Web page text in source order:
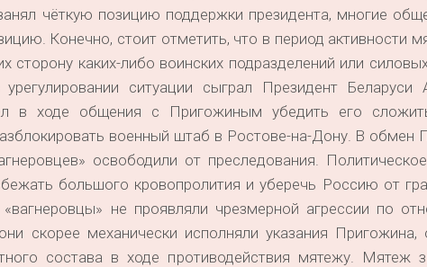
чёткую позицию поддержки президента, многие
Конечно, стоит отметить, что в период активности
сторону каких-либо воинских подразделений или
ситуации сыграл Президент Беларуси
в ходе общения с Пригожиным убедить его
военный штаб в Ростове-на-Дону. В обмен
освободили от преследования.
большого кровопролития и уберечь Россию от
не проявляли чрезмерной агрессии по
скорее механически исполняли указания Пригожина,
состава в ходе противодействия мятежу. Мятеж